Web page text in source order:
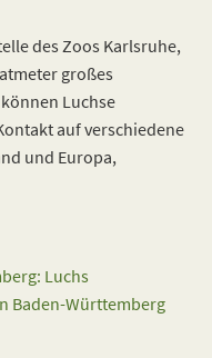
des Zoos Karlsruhe,
großes
Luchse
auf verschiedene
und Europa,
Luchs
Baden-Württemberg